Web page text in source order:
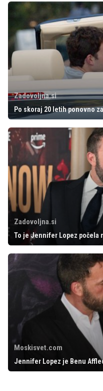
Zadovoljna.si
Po skoraj 20 letih ponovno
Zadovoljna.si
To je Jennifer Lopez počela
Moskisvet.com
Jennifer Lopez je Benu